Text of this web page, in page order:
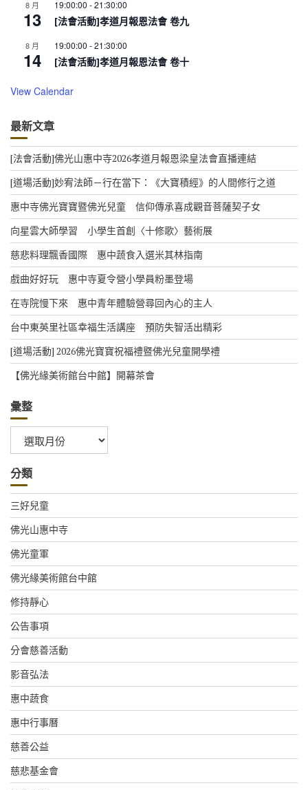
8 月
13
19:00:00 -21:30:00
[法會活動]孝道月報恩法會 卷九
8 月
14
19:00:00 -21:30:00
[法會活動]孝道月報恩法會 卷十
View Calendar
最新文章
[法會活動]佛光山惠中寺2026孝道月報恩梁皇法會直播連結
[道場活動]妙宥法師－行在當下：《大寶積經》的人間修行之道
惠中寺佛光寶寶暨佛光兒童 信仰傳承喜成觀音菩薩契子女
向星雲大師學習 小學生首創〈十修歌〉藝術展
慈悲料理飄香國際 惠中蔬食入選米其林指南
戲曲好好玩 惠中寺夏令營小學員粉墨登場
在寺院慢下來 惠中青年體驗營尋回內心的主人
台中東英里社區幸福生活講座 預防失智活出精彩
[道場活動] 2026佛光寶寶祝福禮暨佛光兒童開學禮
【佛光緣美術館台中館】開幕茶會
彙整
整
分類
三好兒童
佛光山惠中寺
佛光童軍
佛光緣美術館台中館
修持靜心
公告事項
分會慈善活動
影音弘法
惠中蔬食
惠中行事曆
慈善公益
慈悲基金會